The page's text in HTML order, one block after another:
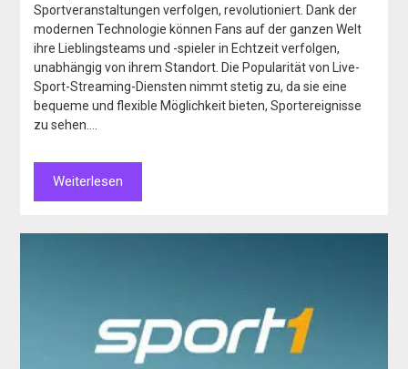
Sportveranstaltungen verfolgen, revolutioniert. Dank der
modernen Technologie können Fans auf der ganzen Welt
ihre Lieblingsteams und -spieler in Echtzeit verfolgen,
unabhängig von ihrem Standort. Die Popularität von Live-
Sport-Streaming-Diensten nimmt stetig zu, da sie eine
bequeme und flexible Möglichkeit bieten, Sportereignisse
zu sehen….
Weiterlesen